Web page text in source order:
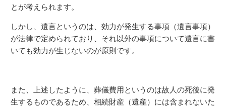
とが考えられます。
しかし、遺言というのは、効力が発生する事項（遺言事項）
が法律で定められており、それ以外の事項について遺言に書
いても効力が生じないのが原則です。
また、上述したように、葬儀費用というのは故人の死後に発
生するものであるため、相続財産（遺産）には含まれないた